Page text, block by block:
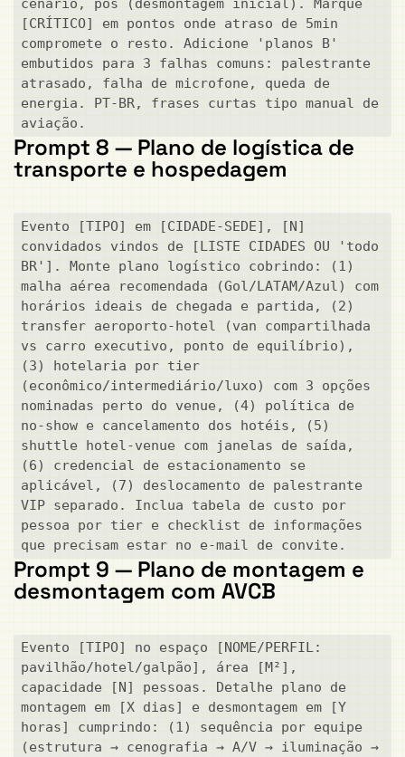
cenário, pós (desmontagem inicial). Marque
[CRÍTICO] em pontos onde atraso de 5min
compromete o resto. Adicione 'planos B'
embutidos para 3 falhas comuns: palestrante
atrasado, falha de microfone, queda de
energia. PT-BR, frases curtas tipo manual de
aviação.
Prompt 8 — Plano de logística de
transporte e hospedagem
Evento [TIPO] em [CIDADE-SEDE], [N]
convidados vindos de [LISTE CIDADES OU 'todo
BR']. Monte plano logístico cobrindo: (1)
malha aérea recomendada (Gol/LATAM/Azul) com
horários ideais de chegada e partida, (2)
transfer aeroporto-hotel (van compartilhada
vs carro executivo, ponto de equilíbrio),
(3) hotelaria por tier
(econômico/intermediário/luxo) com 3 opções
nominadas perto do venue, (4) política de
no-show e cancelamento dos hotéis, (5)
shuttle hotel-venue com janelas de saída,
(6) credencial de estacionamento se
aplicável, (7) deslocamento de palestrante
VIP separado. Inclua tabela de custo por
pessoa por tier e checklist de informações
que precisam estar no e-mail de convite.
Prompt 9 — Plano de montagem e
desmontagem com AVCB
Evento [TIPO] no espaço [NOME/PERFIL:
pavilhão/hotel/galpão], área [M²],
capacidade [N] pessoas. Detalhe plano de
montagem em [X dias] e desmontagem em [Y
horas] cumprindo: (1) sequência por equipe
(estrutura → cenografia → A/V → iluminação →